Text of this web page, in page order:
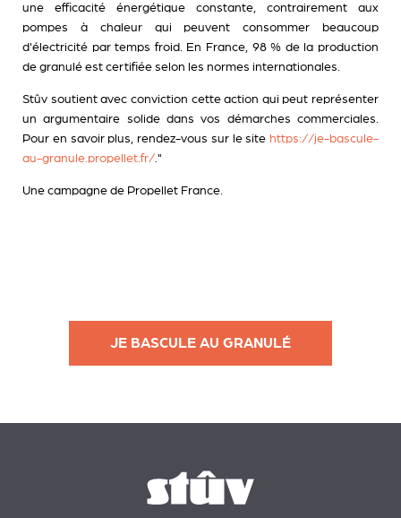
une efficacité énergétique constante, contrairement aux
pompes à chaleur qui peuvent consommer beaucoup
d'électricité par temps froid. En France, 98 % de la production
de granulé est certifiée selon les normes internationales.
Stûv soutient avec conviction cette action qui peut représenter
un argumentaire solide dans vos démarches commerciales.
Pour en savoir plus, rendez-vous sur le site https://je-bascule-
au-granule.propellet.fr/."
Une campagne de Propellet France.
JE BASCULE AU GRANULÉ